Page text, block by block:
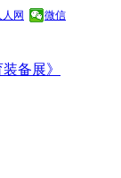
人网 微信
备展》